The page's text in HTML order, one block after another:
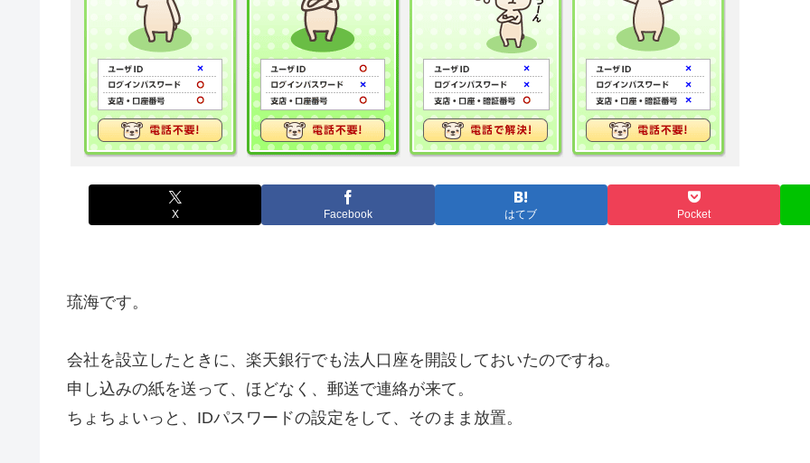
X Facebook はてブ Pocket
琉海です。
会社を設立したときに、楽天銀行でも法人口座を開設しておいたのですね。
申し込みの紙を送って、ほどなく、郵送で連絡が来て。
ちょちょいっと、IDパスワードの設定をして、そのまま放置。